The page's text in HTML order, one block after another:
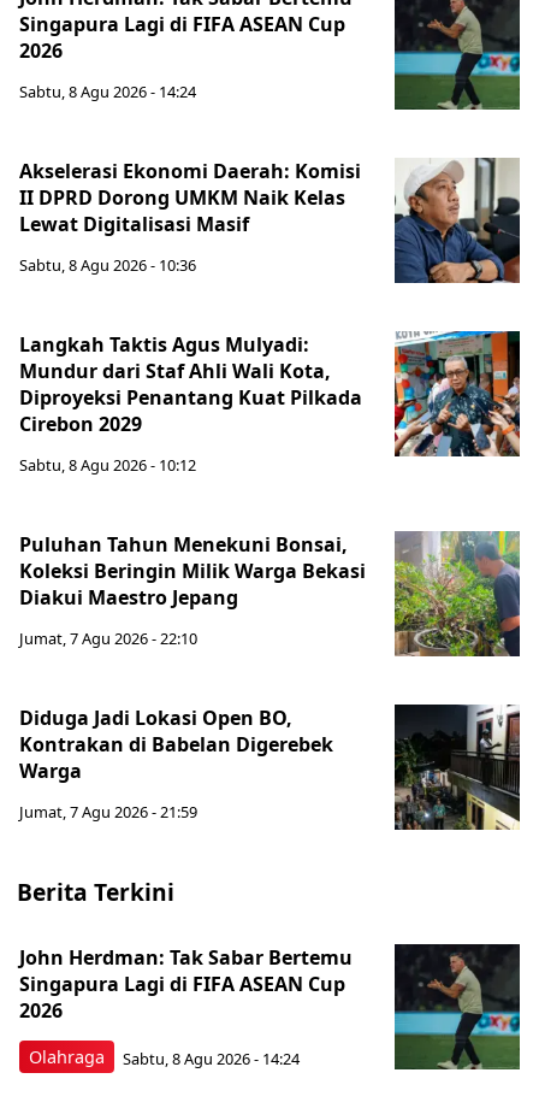
Singapura Lagi di FIFA ASEAN Cup
2026
Sabtu, 8 Agu 2026 - 14:24
Akselerasi Ekonomi Daerah: Komisi
II DPRD Dorong UMKM Naik Kelas
Lewat Digitalisasi Masif
Sabtu, 8 Agu 2026 - 10:36
Langkah Taktis Agus Mulyadi:
Mundur dari Staf Ahli Wali Kota,
Diproyeksi Penantang Kuat Pilkada
Cirebon 2029
Sabtu, 8 Agu 2026 - 10:12
Puluhan Tahun Menekuni Bonsai,
Koleksi Beringin Milik Warga Bekasi
Diakui Maestro Jepang
Jumat, 7 Agu 2026 - 22:10
Diduga Jadi Lokasi Open BO,
Kontrakan di Babelan Digerebek
Warga
Jumat, 7 Agu 2026 - 21:59
Berita Terkini
Olahraga
John Herdman: Tak Sabar Bertemu
Singapura Lagi di FIFA ASEAN Cup
2026
Sabtu, 8 Agu 2026 - 14:24